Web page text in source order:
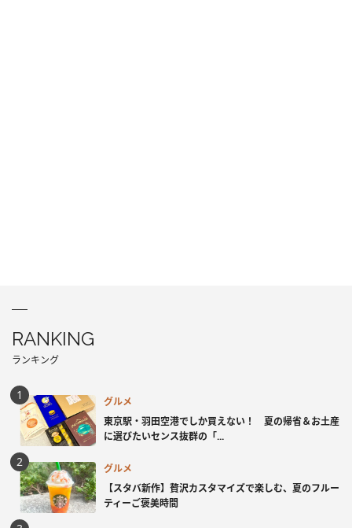
RANKING
ランキング
グルメ
東京駅・羽田空港でしか買えない！ 夏の帰省＆お土産
に選びたいセンス抜群の「...
グルメ
【スタバ新作】贅沢カスタマイズで楽しむ、夏のフルー
ティーご褒美時間